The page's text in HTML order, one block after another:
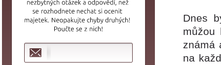
Dnes
můžou
známá
na